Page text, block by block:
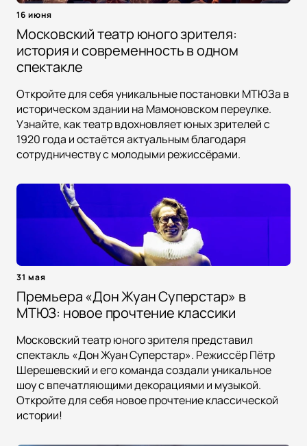
16 июня
Московский театр юного зрителя:
история и современность в одном
спектакле
Откройте для себя уникальные постановки МТЮЗа в
историческом здании на Мамоновском переулке.
Узнайте, как театр вдохновляет юных зрителей с
1920 года и остаётся актуальным благодаря
сотрудничеству с молодыми режиссёрами.
31 мая
Премьера «Дон Жуан Суперстар» в
МТЮЗ: новое прочтение классики
Московский театр юного зрителя представил
спектакль «Дон Жуан Суперстар». Режиссёр Пётр
Шерешевский и его команда создали уникальное
шоу с впечатляющими декорациями и музыкой.
Откройте для себя новое прочтение классической
истории!